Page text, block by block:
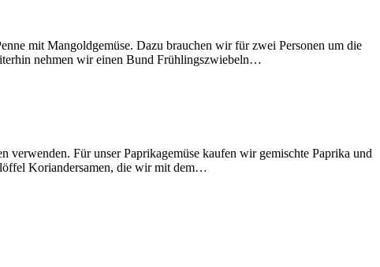
mit Mangoldgemüse. Dazu brauchen wir für zwei Personen um die
nehmen wir einen Bund Frühlingszwiebeln…
verwenden. Für unser Paprikagemüse kaufen wir gemischte Paprika und
Koriandersamen, die wir mit dem…